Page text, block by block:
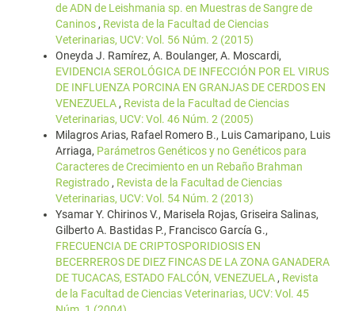
de ADN de Leishmania sp. en Muestras de Sangre de
Caninos, Revista de la Facultad de Ciencias
Veterinarias, UCV: Vol. 56 Núm. 2 (2015)
Oneyda J. Ramírez, A. Boulanger, A. Moscardi,
EVIDENCIA SEROLÓGICA DE INFECCIÓN POR EL VIRUS
DE INFLUENZA PORCINA EN GRANJAS DE CERDOS EN
VENEZUELA, Revista de la Facultad de Ciencias
Veterinarias, UCV: Vol. 46 Núm. 2 (2005)
Milagros Arias, Rafael Romero B., Luis Camaripano, Luis
Arriaga, Parámetros Genéticos y no Genéticos para
Caracteres de Crecimiento en un Rebaño Brahman
Registrado, Revista de la Facultad de Ciencias
Veterinarias, UCV: Vol. 54 Núm. 2 (2013)
Ysamar Y. Chirinos V., Marisela Rojas, Griseira Salinas,
Gilberto A. Bastidas P., Francisco García G.,
FRECUENCIA DE CRIPTOSPORIDIOSIS EN
BECERREROS DE DIEZ FINCAS DE LA ZONA GANADERA
DE TUCACAS, ESTADO FALCÓN, VENEZUELA, Revista
de la Facultad de Ciencias Veterinarias, UCV: Vol. 45